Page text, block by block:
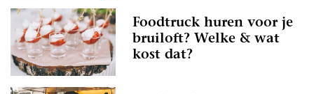
Foodtruck huren voor je
bruiloft? Welke & wat
kost dat?